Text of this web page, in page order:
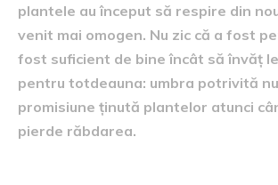
plantele au început să respire din
venit mai omogen. Nu zic că a fost
fost suficient de bine încât să învăț
pentru totdeauna: umbra potrivită
promisiune ținută plantelor atunci
pierde răbdarea.